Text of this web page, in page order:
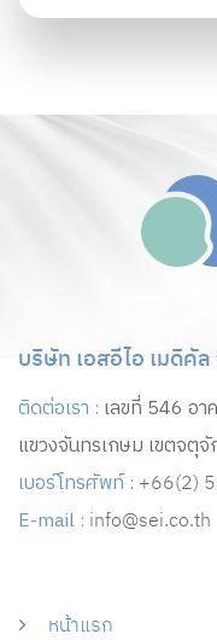
บริษัท เอสอีไอ เมดิคั
ติดต่อเรา : เลขที่ 546 อา
แขวงจันทรเกษม เขตจตุ
เบอร์โทรศัพท์ : +66(2)
E-mail : info@sei.co.th
หน้าแรก